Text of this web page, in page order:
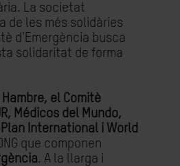
La societat
de les més solidàries
d'Emergència busca
solidaritat de forma
el Comitè
Médicos del Mundo,
International i World
que componen
. A la llarga i